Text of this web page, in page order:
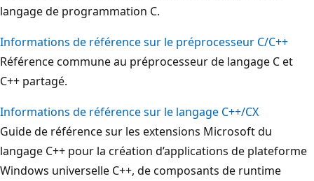
langage de programmation C.
Informations de référence sur le préprocesseur C/C++
Référence commune au préprocesseur de langage C et
C++ partagé.
Informations de référence sur le langage C++/CX
Guide de référence sur les extensions Microsoft du
langage C++ pour la création d’applications de plateforme
Windows universelle C++, de composants de runtime